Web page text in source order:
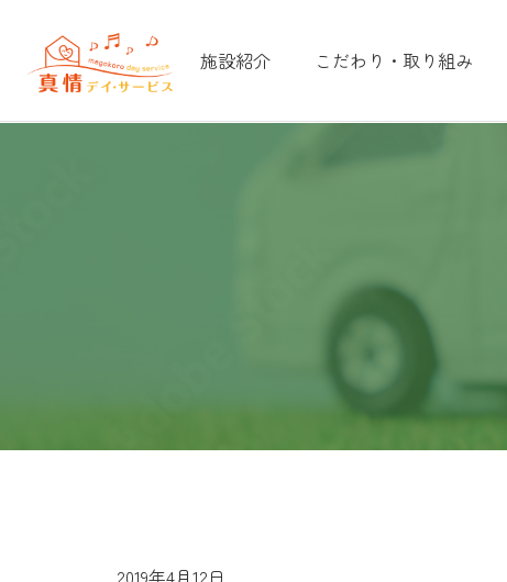
施設紹介 こだわり・取り組み
2019年4月12日